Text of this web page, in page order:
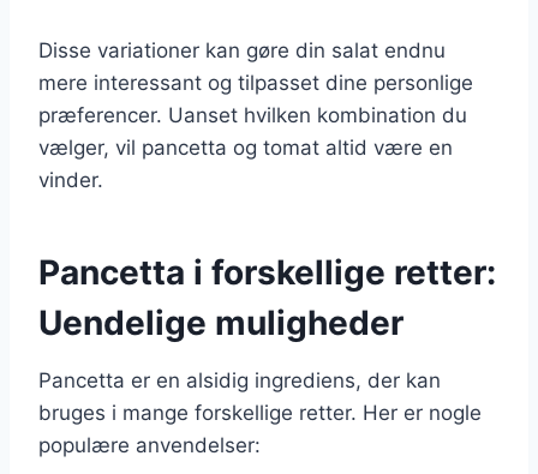
Disse variationer kan gøre din salat endnu
mere interessant og tilpasset dine personlige
præferencer. Uanset hvilken kombination du
vælger, vil pancetta og tomat altid være en
vinder.
Pancetta i forskellige retter:
Uendelige muligheder
Pancetta er en alsidig ingrediens, der kan
bruges i mange forskellige retter. Her er nogle
populære anvendelser: